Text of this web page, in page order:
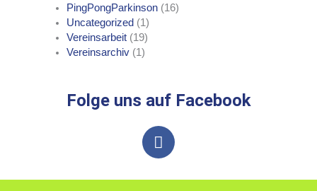
PingPongParkinson(16)
Uncategorized (1)
Vereinsarbeit(19)
Vereinsarchiv(1)
Folge uns auf Facebook
F
a
e